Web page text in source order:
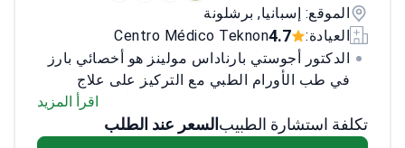
الموقع: إسبانيا, برشلونة
العيادة:
4.7
Centro Médico Teknon
الدكتور أجوستي بارناداس مولينز هو أخصائي بارز
في طب الأورام الطبي مع التركيز على علاج
سرطان الثدي. لديه أكثر من 35 عاماً من الخبرة،
وتشمل ممارساته العلاج الكيميائي وعلاج الغدد
اقرأ المزيد
تكلفة استشارة الطبيب السعر عند الطلب